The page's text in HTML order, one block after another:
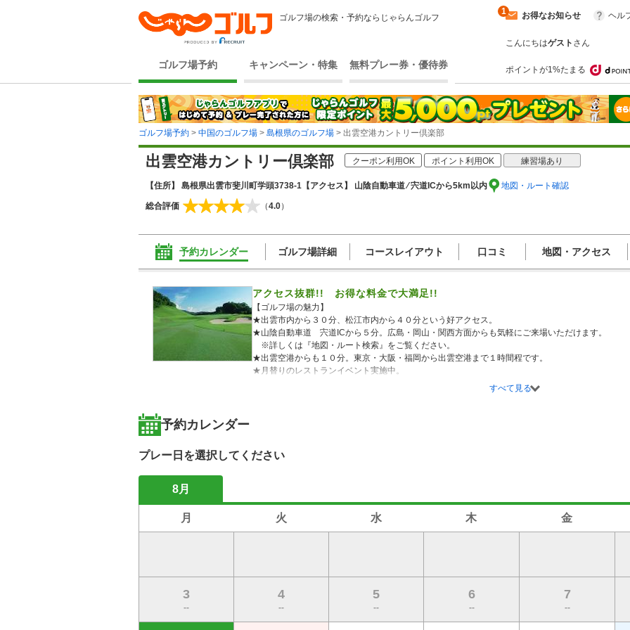
ゴルフ場の検索・予約ならじゃらんゴルフ
ゴルフ場予約 キャンペーン・特集 無料プレー券・優待券
お得なお知らせ
1 ヘル
こんにちはゲスト さん
ポイントが1%たまる
ゴルフ場予約 > 中国のゴルフ場 > 島根県のゴルフ場 > 出雲空港カントリー倶楽部
出雲空港カントリー倶楽部 クーポン利用OK ポイント利用OK 練習場あり
【住所】 島根県出雲市斐川町学頭3738-1 【アクセス】 山陰自動車道 ⁄ 宍道ICから5km以内 地図・ルート確認
総合評価 （4.0）
予約カレンダー ゴルフ場詳細 コースレイアウト 口コミ 地図・アクセス
アクセス抜群!! お得な料金で大満足!!
【ゴルフ場の魅力】
★出雲市内から３０分、松江市内から４０分という好アクセス。
★山陰自動車道　宍道ICから５分。広島・岡山・関西方面からも気軽にご来場いただけます。
※詳しくは『地図・ルート検索』をご覧ください。
★出雲空港からも１０分。東京・大阪・福岡から出雲空港まで１時間程です。
★月替りのレストランイベント実施中。
アウトコースは、ドッグレッグ、池超えなど心理的なプレッシャーの中、１打ごとに高い判断力と
全体的に、ビギナーから上級者まで、様々なニーズにお応えできるコースレイアウトとなっておりま
すべて見る
予約カレンダー
プレー日を選択してください
8月
月 火 水 木 金
3
--
4
--
5
--
6
--
7
--